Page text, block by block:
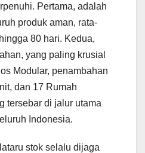
Pertama, adalah
produk aman, rata-
80 hari. Kedua,
yang paling krusial
Modular, penambahan
dan 17 Rumah
tersebar di jalur utama
Indonesia.
stok selalu dijaga